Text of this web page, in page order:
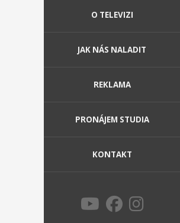
O TELEVIZI
JAK NÁS NALADIT
REKLAMA
PRONÁJEM STUDIA
KONTAKT